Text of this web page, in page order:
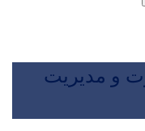
و مدیریت